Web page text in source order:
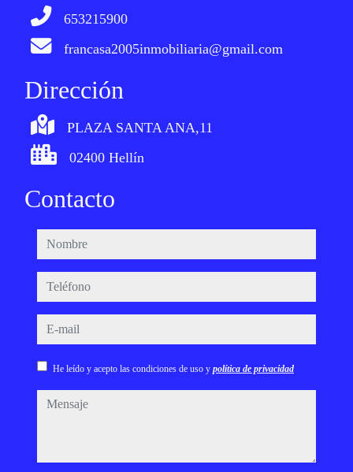
653215900
francasa2005inmobiliaria@gmail.com
Dirección
PLAZA SANTA ANA,11
02400 Hellín
Contacto
nombre
teléfono
e-mail
He leído y acepto las condiciones de uso y política de privacidad
mensaje